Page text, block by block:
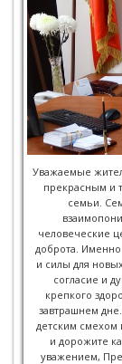
Уважаемые
прекрасным и
семьи.
человеческие
доброта.
и силы для
согласие и
крепкого
завтрашнем
детским смехом
и дорожите
уважением,